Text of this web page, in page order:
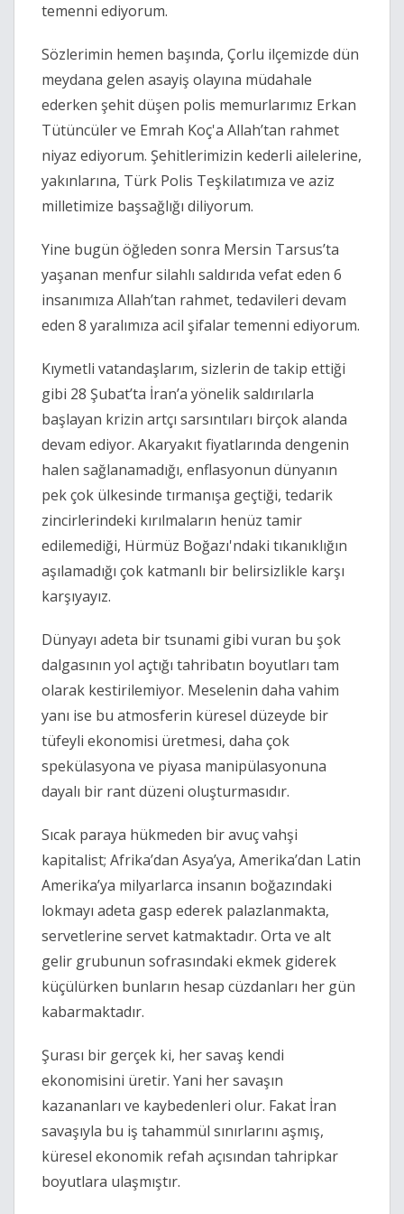
temenni ediyorum.
Sözlerimin hemen başında, Çorlu ilçemizde dün
meydana gelen asayiş olayına müdahale
ederken şehit düşen polis memurlarımız Erkan
Tütüncüler ve Emrah Koç'a Allah’tan rahmet
niyaz ediyorum. Şehitlerimizin kederli ailelerine,
yakınlarına, Türk Polis Teşkilatımıza ve aziz
milletimize başsağlığı diliyorum.
Yine bugün öğleden sonra Mersin Tarsus’ta
yaşanan menfur silahlı saldırıda vefat eden 6
insanımıza Allah’tan rahmet, tedavileri devam
eden 8 yaralımıza acil şifalar temenni ediyorum.
Kıymetli vatandaşlarım, sizlerin de takip ettiği
gibi 28 Şubat’ta İran’a yönelik saldırılarla
başlayan krizin artçı sarsıntıları birçok alanda
devam ediyor. Akaryakıt fiyatlarında dengenin
halen sağlanamadığı, enflasyonun dünyanın
pek çok ülkesinde tırmanışa geçtiği, tedarik
zincirlerindeki kırılmaların henüz tamir
edilemediği, Hürmüz Boğazı'ndaki tıkanıklığın
aşılamadığı çok katmanlı bir belirsizlikle karşı
karşıyayız.
Dünyayı adeta bir tsunami gibi vuran bu şok
dalgasının yol açtığı tahribatın boyutları tam
olarak kestirilemiyor. Meselenin daha vahim
yanı ise bu atmosferin küresel düzeyde bir
tüfeyli ekonomisi üretmesi, daha çok
spekülasyona ve piyasa manipülasyonuna
dayalı bir rant düzeni oluşturmasıdır.
Sıcak paraya hükmeden bir avuç vahşi
kapitalist; Afrika’dan Asya’ya, Amerika’dan Latin
Amerika’ya milyarlarca insanın boğazındaki
lokmayı adeta gasp ederek palazlanmakta,
servetlerine servet katmaktadır. Orta ve alt
gelir grubunun sofrasındaki ekmek giderek
küçülürken bunların hesap cüzdanları her gün
kabarmaktadır.
Şurası bir gerçek ki, her savaş kendi
ekonomisini üretir. Yani her savaşın
kazananları ve kaybedenleri olur. Fakat İran
savaşıyla bu iş tahammül sınırlarını aşmış,
küresel ekonomik refah açısından tahripkar
boyutlara ulaşmıştır.